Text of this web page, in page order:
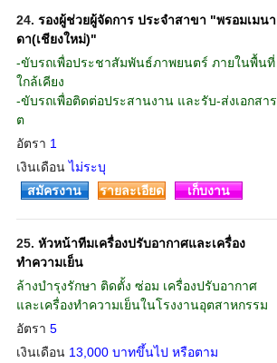
24. รองผู้ช่วยผู้จัดการ ประจำสาขา "พรอมเมนา
ดา(เชียงใหม่)"
-ขับรถเพื่อประชาสัมพันธ์ภาพยนตร์ ภายในพื้นที่
ใกล้เคียง
-ขับรถเพื่อติดต่อประสานงาน และรับ-ส่งเอกสาร
ต
อัตรา 1
เงินเดือนไม่ระบุ
สมัครงาน รายละเอียด เก็บงาน
25. หัวหน้าทีมเครื่องปรับอากาศและเครื่อง
ทำความเย็น
ล้างบำรุงรักษา ติดตั้ง ซ่อม เครื่องปรับอากาศ
และเครื่องทำความเย็นในโรงงานอุตสาหกรรม
อัตรา 5
เงินเดือน 13,000 บาทขึ้นไป หรือตาม